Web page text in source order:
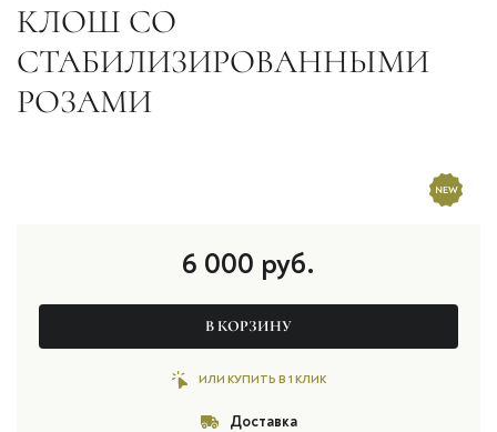
КЛОШ СО
СТАБИЛИЗИРОВАННЫМИ
РОЗАМИ
6 000 руб.
В КОРЗИНУ
ИЛИ КУПИТЬ В 1 КЛИК
Доставка